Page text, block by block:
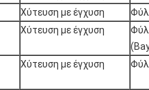
Χύτευση με έγχυση
Χύτευση με έγχυση
Χύτευση με έγχυση